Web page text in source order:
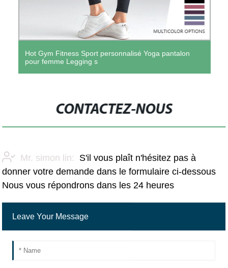
Hot Gym Fitness Sport personnalisé Yoga pantalon
pour femme Legging s
CONTACTEZ-NOUS
Mr. simon lin:
S'il vous plaît n'hésitez pas à
donner votre demande dans le formulaire ci-dessous
Nous vous répondrons dans les 24 heures